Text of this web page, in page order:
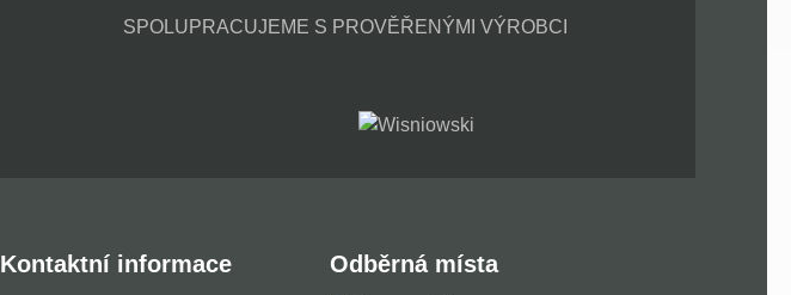
SPOLUPRACUJEME S PROVĚŘENÝMI VÝROBCI
Kontaktní informace Odběrná místa